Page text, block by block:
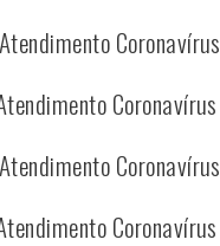
Coronavírus
Coronavírus
Coronavírus
Coronavírus